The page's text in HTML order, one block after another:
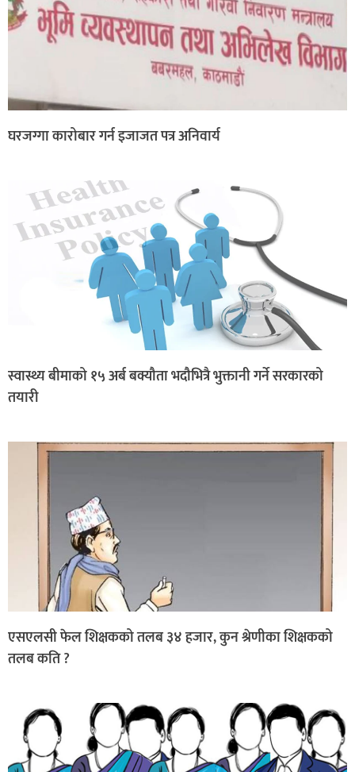
घरजग्गा कारोबार गर्न इजाजत पत्र अनिवार्य
स्वास्थ्य बीमाको १५ अर्ब बक्यौता भदौभित्रै भुक्तानी गर्ने सरकारको
तयारी
एसएलसी फेल शिक्षकको तलब ३४ हजार, कुन श्रेणीका शिक्षकको
तलब कति ?